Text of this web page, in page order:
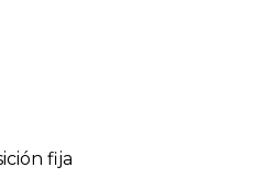
fija